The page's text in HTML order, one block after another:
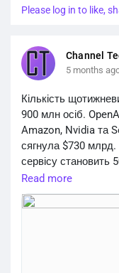
Please log in to like,
Channel
5 months
Кількість
900 млн осіб.
Amazon, Nvidia та
сягнула $730 млрд.
сервісу становить
https://
110b-funding-r...
Read more